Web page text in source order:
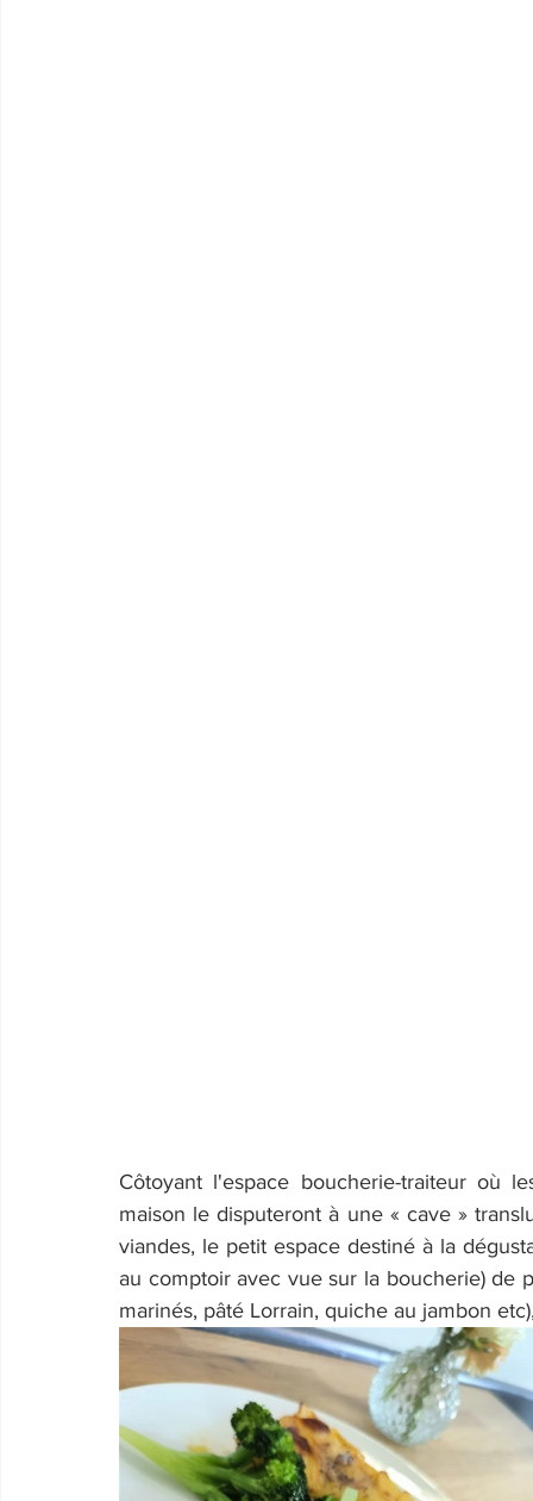
Côtoyant l'espace boucherie-traiteur où
maison le disputeront à une « cave »
viandes, le petit espace destiné à la
au comptoir avec vue sur la boucherie) de
marinés, pâté Lorrain, quiche au jambon